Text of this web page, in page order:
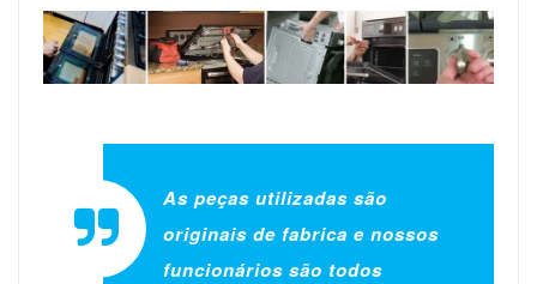
As peças utilizadas são
originais de fabrica e nossos
funcionários são todos